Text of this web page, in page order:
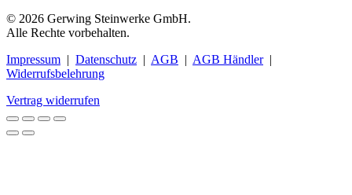
© 2026 Gerwing Steinwerke GmbH.
Alle Rechte vorbehalten.
Impressum | Datenschutz | AGB | AGB Händler|
Widerrufsbelehrung
Vertrag widerrufen